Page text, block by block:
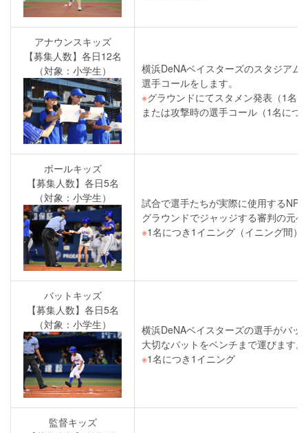
アナウンスキッズ
【募集人数】各日12名
（対象：小学生）
横浜DeNAベイスターズのスタジアム
選手コールをします。
※グラウンドにてスタメン発表（1名
または攻撃時の選手コール（1名につ
ボールキッズ
【募集人数】各日5名
（対象：小学生）
試合で選手たちが実際に使用する
グラウンドでジャッジする審判の元
※1名につき1イニング（イニング間）
バットキッズ
【募集人数】各日5名
（対象：小学生）
横浜DeNAベイスターズの選手がバッ
大切なバットをベンチまで運びます。
※1名につき1イニング
監督キッズ